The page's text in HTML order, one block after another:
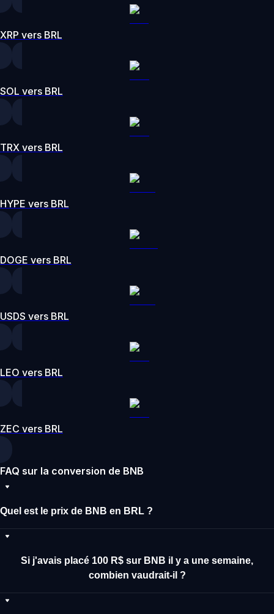
XRP vers BRL
SOL vers BRL
TRX vers BRL
HYPE vers BRL
DOGE vers BRL
USDS vers BRL
LEO vers BRL
ZEC vers BRL
FAQ sur la conversion de BNB
Quel est le prix de BNB en BRL ?
Si j'avais placé 100 R$ sur BNB il y a une semaine,
combien vaudrait-il ?